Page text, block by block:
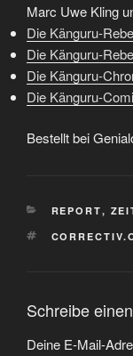
Marc Uwe Kling
Die Känguru-
Die Känguru-
Die Känguru-
Die Känguru-
Bestellt bei
KATEGORIEN
REPORT,
Schreibe
Deine E-Mail-